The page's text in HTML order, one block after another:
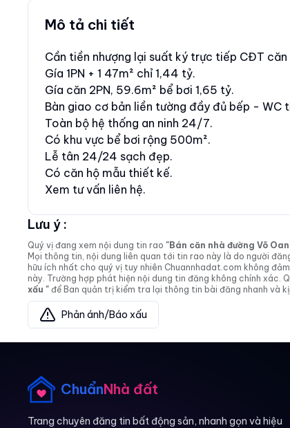
Mô tả chi tiết
Cần tiền nhượng lại suất ký trực tiếp CĐT căn
Gía 1PN + 1 47m² chỉ 1,44 tỷ.
Gía căn 2PN, 59.6m² bể bơi 1,65 tỷ.
Bàn giao cơ bản liền tường đầy đủ bếp - WC
Toàn bộ hệ thống an ninh 24/7.
Có khu vực bể bơi rộng 500m².
Lễ tân 24/24 sạch đẹp.
Có căn hộ mẫu thiết kế.
Xem tư vấn liên hệ.
Lưu ý :
Quý vị đang xem nội dung tin rao "Bán căn nhà đường Võ
Mọi thông tin, nội dung liên quan tới tin rao này là do người
hữu ích nhất cho quý vị tuy nhiên Chuannhadat.com không
này. Trường hợp phát hiện nội dung tin đăng không chính
xấu " để Ban quản trị kiểm tra lại thông tin bài đăng nhanh và
Phản ánh/Báo xấu
ChuẩnNhà đất
Trang chuyên đăng tin bất động sản, nhanh gọn và hiệu